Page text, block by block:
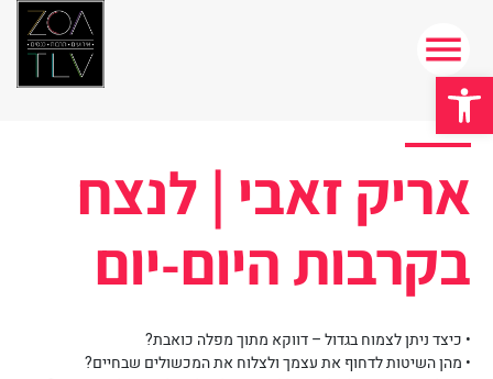
פתח סרגל נגישות
אריק זאבי | לנצח
בקרבות היום-יום
• כיצד ניתן לצמוח בגדול – דווקא מתוך מפלה כואבת?
• מהן השיטות לדחוף את עצמך ולצלוח את המכשולים שבחיים?